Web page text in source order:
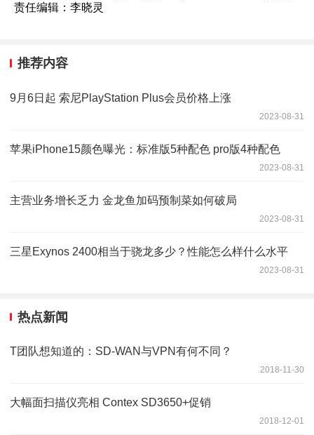
责任编辑：李晓灵
推荐内容
9月6日起 索尼PlayStation Plus会员价格上涨
2023-08-31
苹果iPhone15颜色曝光：标准版5种配色 pro版4种配色
2023-08-31
主营业务增长乏力 金龙鱼加码预制菜如何破局
2023-08-31
三星Exynos 2400相当于骁龙多少？性能怎么样什么水平
2023-08-31
热点新闻
T团队想知道的：SD-WAN与VPN有何不同？
2018-11-30
大幅面扫描仪亮相 Contex SD3650+促销
2018-12-01